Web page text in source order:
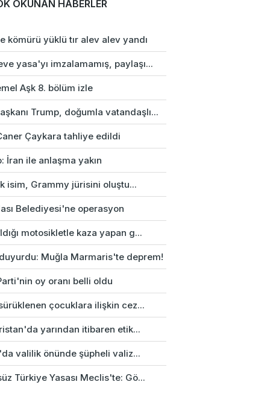
OKUNAN HABERLER
kömürü yüklü tır alev alev yandı
yasa'yı imzalamamış, paylaşı...
Aşk 8. bölüm izle
Trump, doğumla vatandaşlı...
Çaykara tahliye edildi
İran ile anlaşma yakın
isim, Grammy jürisini oluştu...
Belediyesi'ne operasyon
motosikletle kaza yapan g...
duyurdu: Muğla Marmaris'te deprem!
oy oranı belli oldu
çocuklara ilişkin cez...
yarından itibaren etik...
valilik önünde şüpheli valiz...
Türkiye Yasası Meclis'te: Gö...